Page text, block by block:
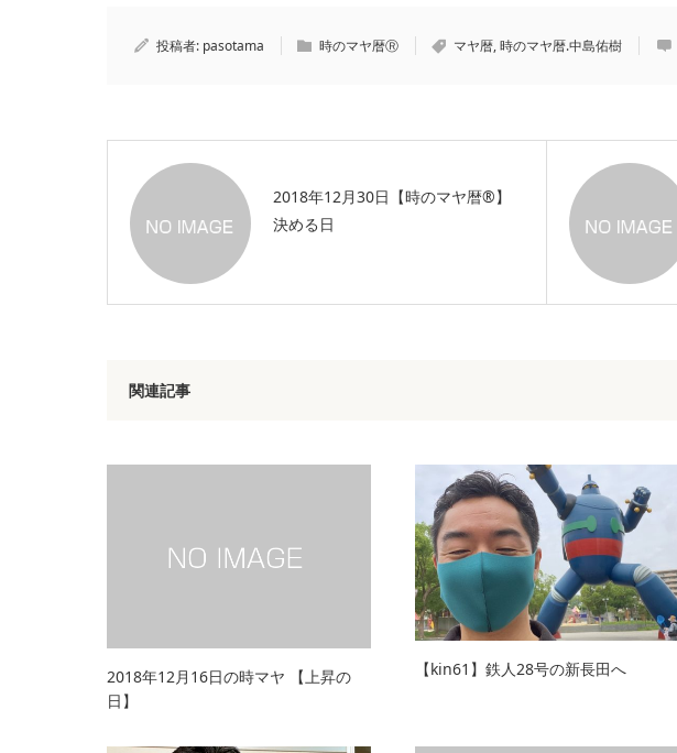
投稿者: pasotama 時のマヤ暦Ⓡ マヤ暦,時のマヤ暦.中島佑樹
2018年12月30日【時のマヤ暦®︎】
決める日
関連記事
2018年12月16日の時マヤ 【上昇の
日】
【kin61】鉄人28号の新長田へ